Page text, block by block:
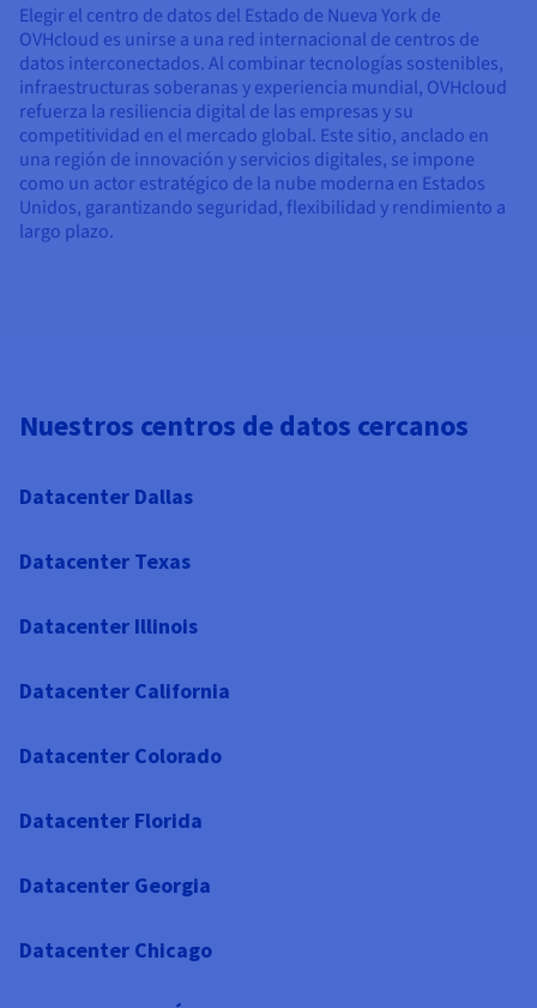
Elegir el centro de datos del Estado de Nueva York de
OVHcloud es unirse a una red internacional de centros de
datos interconectados. Al combinar tecnologías sostenibles,
infraestructuras soberanas y experiencia mundial, OVHcloud
refuerza la resiliencia digital de las empresas y su
competitividad en el mercado global. Este sitio, anclado en
una región de innovación y servicios digitales, se impone
como un actor estratégico de la nube moderna en Estados
Unidos, garantizando seguridad, flexibilidad y rendimiento a
largo plazo.
Nuestros centros de datos cercanos
Datacenter Dallas
Datacenter Texas
Datacenter Illinois
Datacenter California
Datacenter Colorado
Datacenter Florida
Datacenter Georgia
Datacenter Chicago